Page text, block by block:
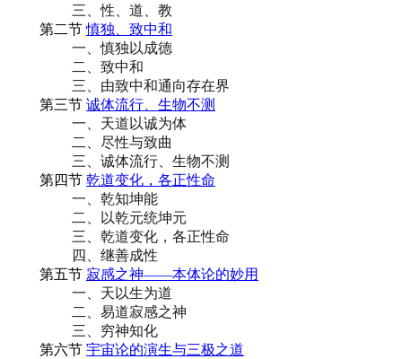
三、性、道、教
第二节慎独、致中和
一、慎独以成德
二、致中和
三、由致中和通向存在界
第三节 诚体流行、生物不测
一、天道以诚为体
二、尽性与致曲
三、诚体流行、生物不测
第四节 乾道变化，各正性命
一、乾知坤能
二、以乾元统坤元
三、乾道变化，各正性命
四、继善成性
第五节 寂感之神——本体论的妙用
一、天以生为道
二、易道寂感之神
三、穷神知化
第六节 宇宙论的演生与三极之道